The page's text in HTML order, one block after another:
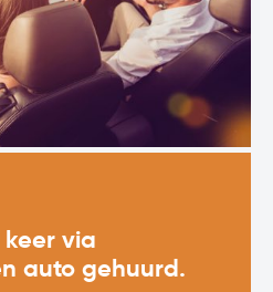
via
auto gehuurd.